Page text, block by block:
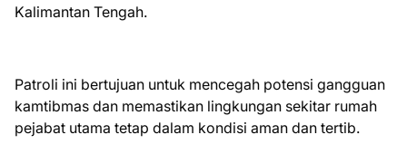
Kalimantan Tengah.
Patroli ini bertujuan untuk mencegah potensi gangguan
kamtibmas dan memastikan lingkungan sekitar rumah
pejabat utama tetap dalam kondisi aman dan tertib.